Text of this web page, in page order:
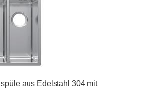
aus Edelstahl 304 mit